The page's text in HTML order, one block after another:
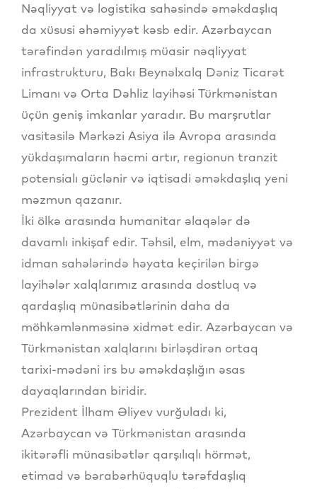
Nəqliyyat və logistika sahəsində əməkdaşlıq
da xüsusi əhəmiyyət kəsb edir. Azərbaycan
tərəfindən yaradılmış müasir nəqliyyat
infrastrukturu, Bakı Beynəlxalq Dəniz Ticarət
Limanı və Orta Dəhliz layihəsi Türkmənistan
üçün geniş imkanlar yaradır. Bu marşrutlar
vasitəsilə Mərkəzi Asiya ilə Avropa arasında
yükdaşımaların həcmi artır, regionun tranzit
potensialı güclənir və iqtisadi əməkdaşlıq yeni
məzmun qazanır.
İki ölkə arasında humanitar əlaqələr də
davamlı inkişaf edir. Təhsil, elm, mədəniyyət və
idman sahələrində həyata keçirilən birgə
layihələr xalqlarımız arasında dostluq və
qardaşlıq münasibətlərinin daha da
möhkəmlənməsinə xidmət edir. Azərbaycan və
Türkmənistan xalqlarını birləşdirən ortaq
tarixi-mədəni irs bu əməkdaşlığın əsas
dayaqlarından biridir.
Prezident İlham Əliyev vurğuladı ki,
Azərbaycan və Türkmənistan arasında
ikitərəfli münasibətlər qarşılıqlı hörmət,
etimad və bərabərhüquqlu tərəfdaşlıq